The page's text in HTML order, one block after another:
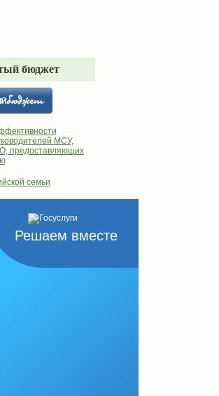
бюджет
МСУ,
предоставляющих
семьи
Решаем вместе